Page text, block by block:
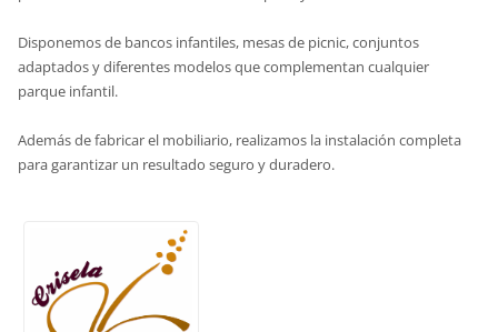
Disponemos de bancos infantiles, mesas de picnic, conjuntos
adaptados y diferentes modelos que complementan cualquier
parque infantil.
Además de fabricar el mobiliario, realizamos la instalación completa
para garantizar un resultado seguro y duradero.